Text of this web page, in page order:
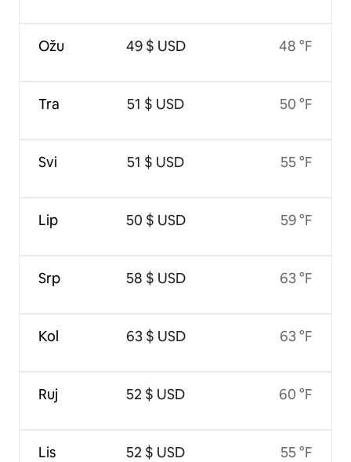
Ožu
Tra
Svi
Lip
Srp
Kol
Ruj
Lis
49 $ USD
51 $ USD
51 $ USD
50 $ USD
58 $ USD
63 $ USD
52 $ USD
52 $ USD
48 °F
50 °F
55 °F
59 °F
63 °F
63 °F
60 °F
55 °F